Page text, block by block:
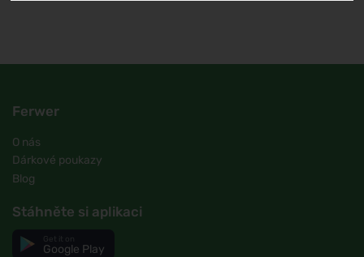
Ferwer
O nás
Dárkové poukazy
Blog
Stáhněte si aplikaci
Google Play